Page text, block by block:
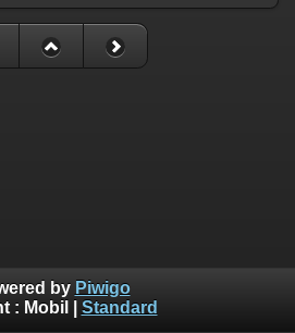
by Piwigo
: Mobil Standard